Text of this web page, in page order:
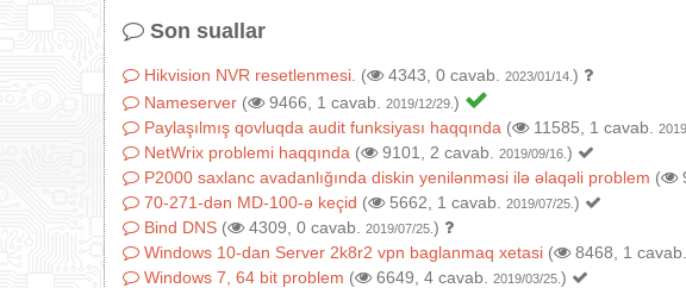
Son suallar
Hikvision NVR resetlenmesi. ( 4343, 0 cavab. 2023/01/14. )
Nameserver ( 9466, 1 cavab. 2019/12/29. )
Paylaşılmış qovluqda audit funksiyası haqqında ( 11585, 1 cavab.
NetWrix problemi haqqında ( 9101, 2 cavab. 2019/09/16. )
P2000 saxlanc avadanlığında diskin yenilənməsi ilə əlaqəli problem (
70-271-dən MD-100-ə keçid ( 5662, 1 cavab. 2019/07/25. )
Bind DNS ( 4309, 0 cavab. 2019/07/25. )
Windows 10-dan Server 2k8r2 vpn baglanmaq xetasi ( 8468, 1 cavab.
Windows 7, 64 bit problem ( 6649, 4 cavab. 2019/03/25. )